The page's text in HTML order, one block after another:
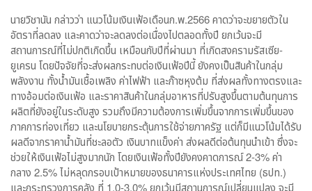
นายวิชานัน กล่าวว่า แนวโน้มเงินเฟ้อเดือนก.พ.2566 คาดว่าจะขยายตัวใน
อัตราที่ลดลง และคาดว่าจะลดลงต่อเนื่องไปตลอดทั้งปี ยกเว้นจะมี
สถานการณ์ที่ไม่ปกติเกิดขึ้น เหมือนกับปีที่ผ่านมา ที่เกิดสงครามรัสเซีย-
ยูเครน โดยปัจจัยที่จะส่งผลกระทบต่อเงินเฟ้อปีนี้ ยังคงเป็นสินค้าในกลุ่ม
พลังงาน ทั้งน้ำมันเชื้อเพลิง ค่าไฟฟ้า และก๊าซหุงต้ม ที่ส่งผลทั้งทางตรงและ
ทางอ้อมต่อเงินเฟ้อ และราคาสินค้าในกลุ่มอาหารที่ปรับสูงขึ้นตามต้นทุนการ
ผลิตที่ยังอยู่ในระดับสูง รวมถึงมีความต้องการเพิ่มขึ้นจากการเพิ่มขึ้นของ
ภาคการท่องเที่ยว และนโยบายกระตุ้นการใช้จ่ายภาครัฐ แต่ก็มีแนวโน้มได้รับ
ผลดีจากราคาน้ำมันที่ชะลอตัว เงินบาทแข็งค่า ส่งผลดีต่อต้นทุนนำเข้า ซึ่งจะ
ช่วยให้เงินเฟ้อไม่สูงมากนัก โดยเงินเฟ้อทั้งปียังคงคาดการณ์ 2-3% ค่า
กลาง 2.5% ไม่หลุดกรอบเป้าหมายของธนาคารแห่งประเทศไทย (ธปท.)
และกระทรวงการคลัง ที่ 1.0-3.0% ยกเว้นมีสถานการณ์เปลี่ยนแปลง จะมี